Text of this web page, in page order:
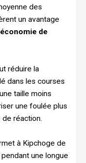
des
un avantage
économie de
réduire la
dans les courses
taille moins
une foulée plus
réaction.
à Kipchoge de
une longue